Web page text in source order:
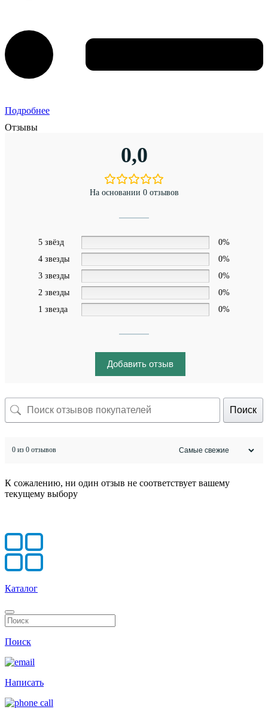
Подробнее
Отзывы
0,0
На основании 0 отзывов
5 звёзд
0%
4 звезды
0%
3 звезды
0%
2 звезды
0%
1 звезда
0%
Добавить отзыв
Поиск
0 из 0 отзывов
К сожалению, ни один отзыв не соответствует вашему
текущему выбору
Каталог
Поиск
Написать